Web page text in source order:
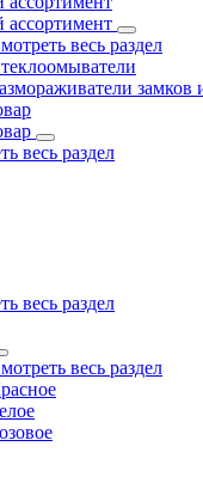
весь раздел
замков
весь раздел
весь раздел
весь раздел